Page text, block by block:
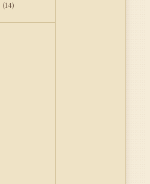
(14)